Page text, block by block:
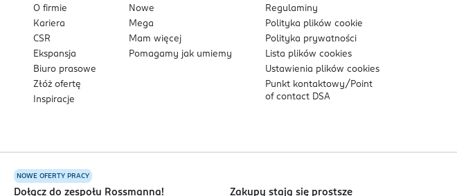
O firmie
Kariera
CSR
Ekspansja
Biuro prasowe
Złóż ofertę
Inspiracje
Nowe
Mega
Mam więcej
Pomagamy jak umiemy
Regulaminy
Polityka plikówcookie
Polityka prywatności
Lista plikówcookies
Ustawienia plikówcookies
Punkt kontaktowy/ Point
of contact DSA
NOWE OFERTY PRACY
Dołącz do zespołu Rossmanna!
Zakupy stają się prostsze